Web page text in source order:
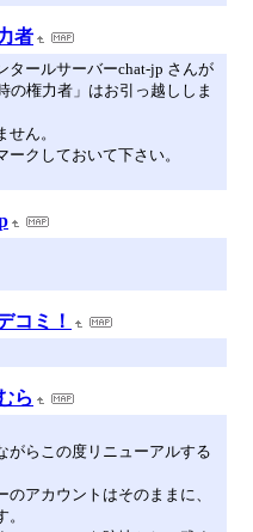
者
タールサーバーchat-jp さんが
の権力者」はお引っ越ししま
ん。
クしておいて下さい。
コミ！
ら
がらこの度リニューアルする
アカウントはそのままに、